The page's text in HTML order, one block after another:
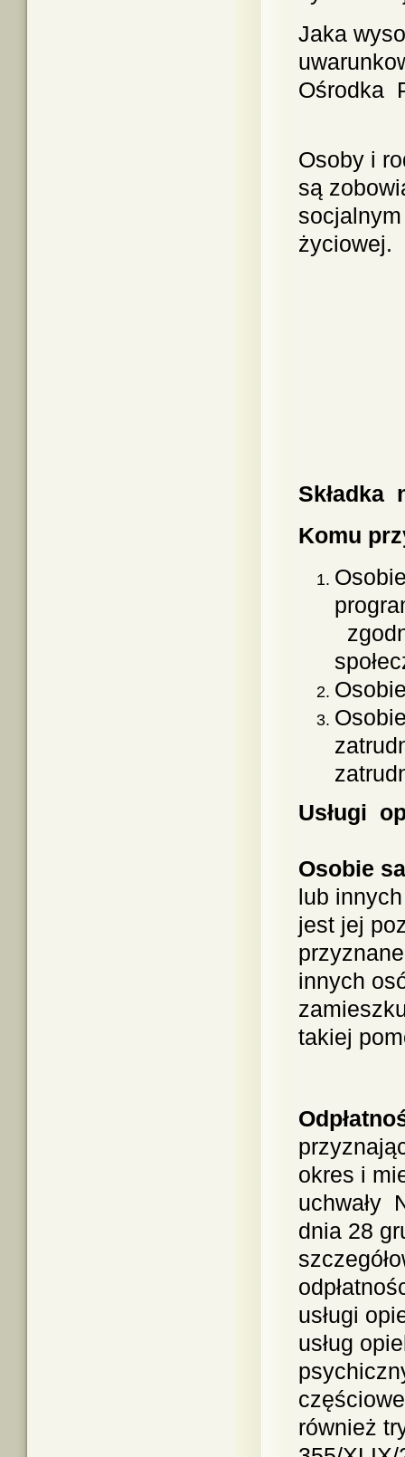
Jaka
Ośrodka
Osoby i
są
życiowej.
Składka
Komu
Usługi
Osobie
lub
jest jej
innych
takiej
okres i
uchwały
dnia 28
usługi
usług
również